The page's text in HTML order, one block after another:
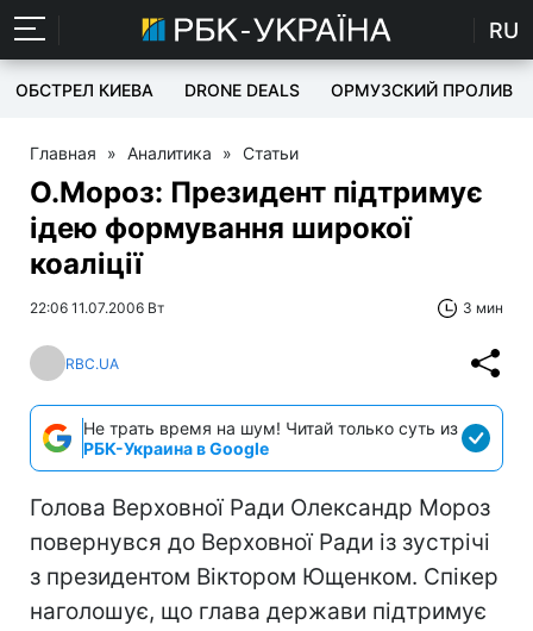
RU
ОБСТРЕЛ КИЕВА DRONE DEALS ОРМУЗСКИЙ ПРОЛИВ
Главная » Аналитика » Статьи
О.Мороз: Президент підтримує
ідею формування широкої
коаліції
22:06 11.07.2006 Вт 3 мин
RBC.UA
Не трать время на шум! Читай только суть из
РБК-Украина в Google
Голова Верховної Ради Олександр Мороз
повернувся до Верховної Ради із зустрічі
з президентом Віктором Ющенком. Спікер
наголошує, що глава держави підтримує